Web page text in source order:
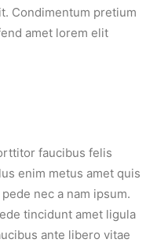
Condimentum pretium
amet lorem elit
faucibus felis
enim metus amet quis
nec a nam ipsum.
tincidunt amet ligula
ante libero vitae